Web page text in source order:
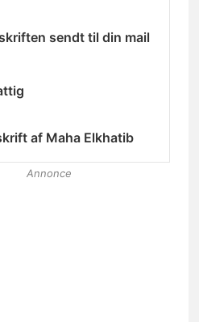
sendt til din mail
af Maha Elkhatib
Annonce